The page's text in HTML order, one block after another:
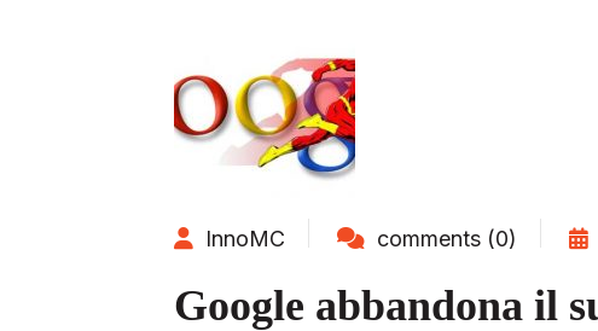
InnoMC comments (0)
Google abbandona il